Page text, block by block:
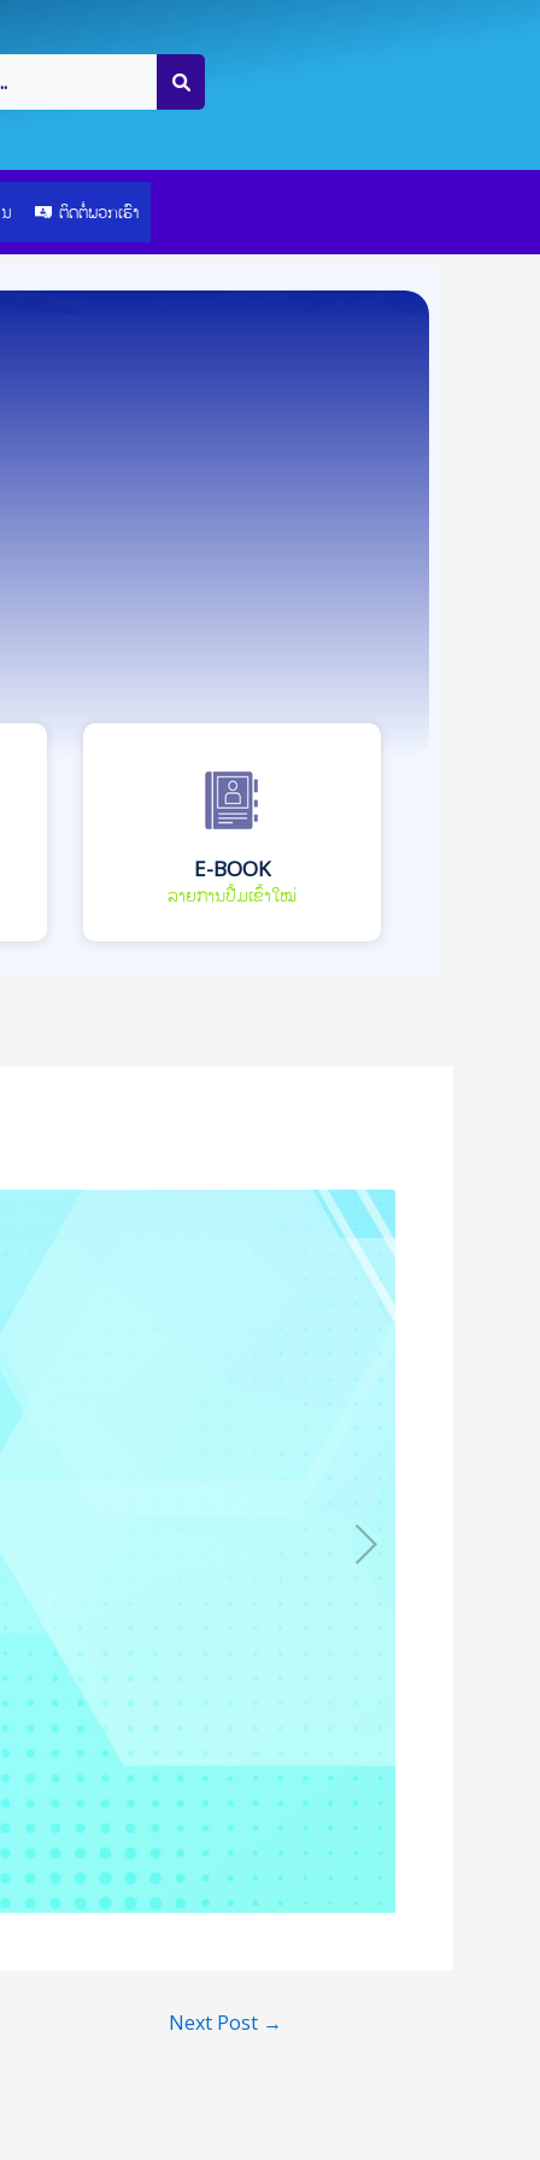
ຕິດຕໍ່ພວກເຮົາ
E-BOOK
ລາຍການປື້ມເຂົ້າໃໝ່
Next Post →